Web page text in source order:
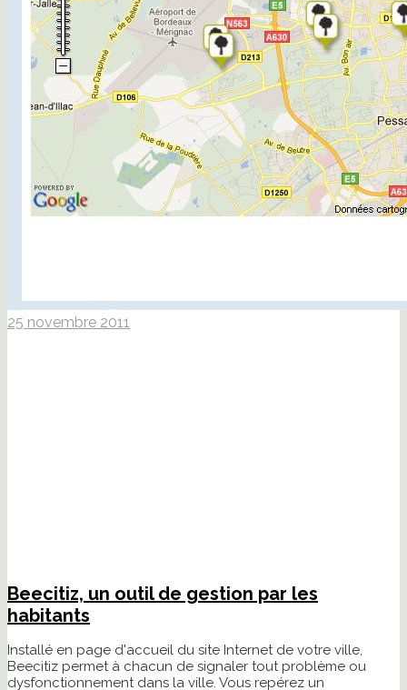
25 novembre 2011
Beecitiz, un outil de gestion par les
habitants
Installé en page d'accueil du site Internet de votre ville,
Beecitiz permet à chacun de signaler tout problème ou
dysfonctionnement dans la ville. Vous repérez un